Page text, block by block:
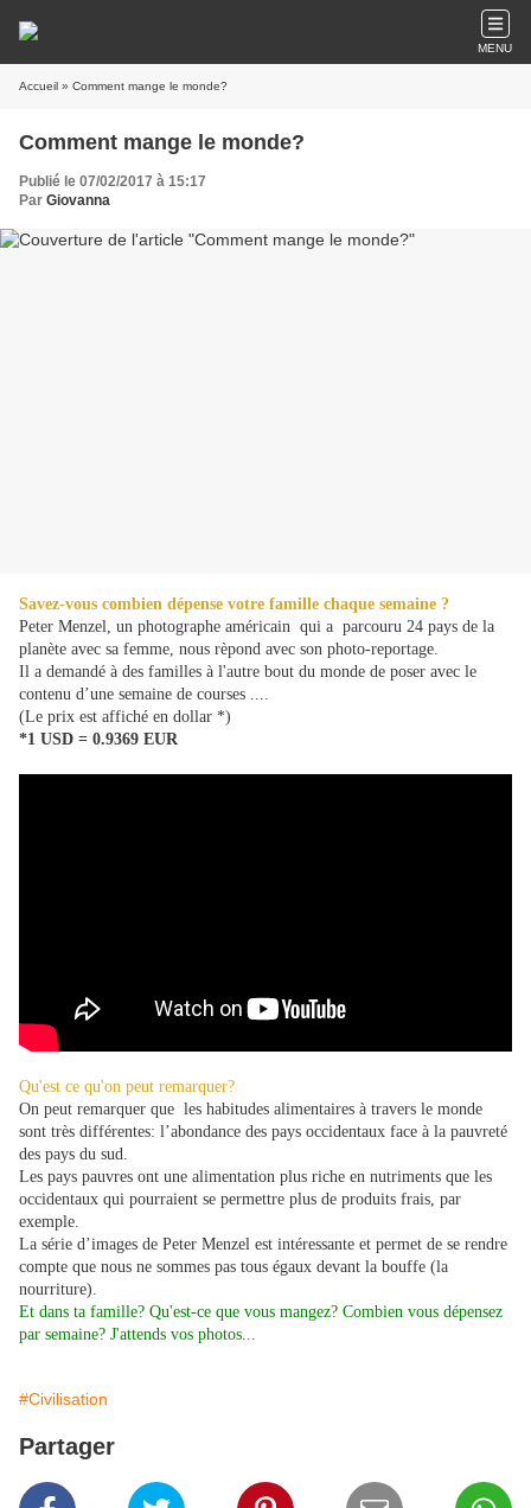
MENU
Accueil » Comment mange le monde?
Comment mange le monde?
Publié le 07/02/2017 à 15:17
Par Giovanna
Savez-vous combien dépense votre famille chaque semaine ?
Peter Menzel, un photographe américain qui a parcouru 24 pays de la
planète avec sa femme, nous rèpond avec son photo-reportage.
Il a demandé à des familles à l'autre bout du monde de poser avec le
contenu d’une semaine de courses ....
(Le prix est affiché en dollar *)
*1 USD = 0.9369 EUR
Qu'est ce qu'on peut remarquer?
On peut remarquer que les habitudes alimentaires à travers le monde
sont très différentes: l’abondance des pays occidentaux face à la pauvreté
des pays du sud.
Les pays pauvres ont une alimentation plus riche en nutriments que les
occidentaux qui pourraient se permettre plus de produits frais, par
exemple.
La série d’images de Peter Menzel est intéressante et permet de se rendre
compte que nous ne sommes pas tous égaux devant la bouffe (la
nourriture).
Et dans ta famille? Qu'est-ce que vous mangez? Combien vous dépensez
par semaine? J'attends vos photos...
#Civilisation
Partager